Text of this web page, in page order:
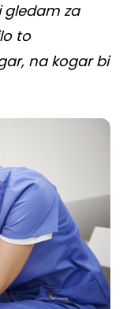
gledam za
to
na kogar bi